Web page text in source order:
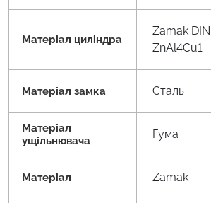
Матеріал циліндра
Zamak
ZnAl4Cu1
Матеріал замка Сталь
Матеріал
ущільнювача
Гума
Матеріал Zamak